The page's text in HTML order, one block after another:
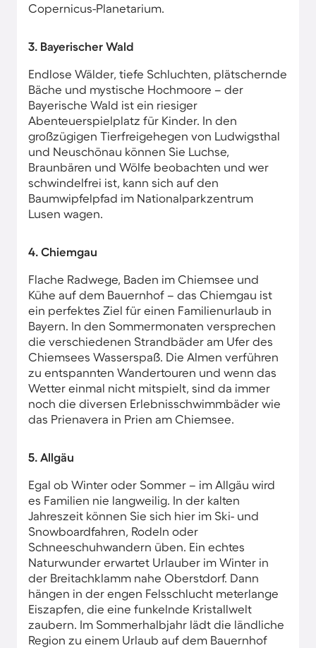
Copernicus-Planetarium.
3. Bayerischer Wald
Endlose Wälder, tiefe Schluchten, plätschernde
Bäche und mystische Hochmoore – der
Bayerische Wald ist ein riesiger
Abenteuerspielplatz für Kinder. In den
großzügigen Tierfreigehegen von Ludwigsthal
und Neuschönau können Sie Luchse,
Braunbären und Wölfe beobachten und wer
schwindelfrei ist, kann sich auf den
Baumwipfelpfad im Nationalparkzentrum
Lusen wagen.
4. Chiemgau
Flache Radwege, Baden im Chiemsee und
Kühe auf dem Bauernhof – das Chiemgau ist
ein perfektes Ziel für einen Familienurlaub in
Bayern. In den Sommermonaten versprechen
die verschiedenen Strandbäder am Ufer des
Chiemsees Wasserspaß. Die Almen verführen
zu entspannten Wandertouren und wenn das
Wetter einmal nicht mitspielt, sind da immer
noch die diversen Erlebnisschwimmbäder wie
das Prienavera in Prien am Chiemsee.
5. Allgäu
Egal ob Winter oder Sommer – im Allgäu wird
es Familien nie langweilig. In der kalten
Jahreszeit können Sie sich hier im Ski- und
Snowboardfahren, Rodeln oder
Schneeschuhwandern üben. Ein echtes
Naturwunder erwartet Urlauber im Winter in
der Breitachklamm nahe Oberstdorf. Dann
hängen in der engen Felsschlucht meterlange
Eiszapfen, die eine funkelnde Kristallwelt
zaubern. Im Sommerhalbjahr lädt die ländliche
Region zu einem Urlaub auf dem Bauernhof